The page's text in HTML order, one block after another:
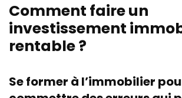
Comment faire un
investissement
rentable ?
Se former à l’immobilier